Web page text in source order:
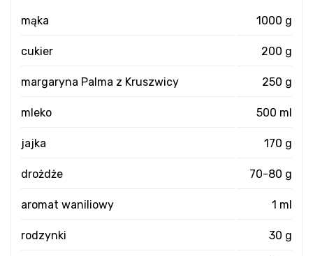
mąka 1000 g
cukier 200 g
margaryna Palma z Kruszwicy 250 g
mleko 500 ml
jajka 170 g
drożdże 70-80 g
aromat waniliowy 1 ml
rodzynki 30 g